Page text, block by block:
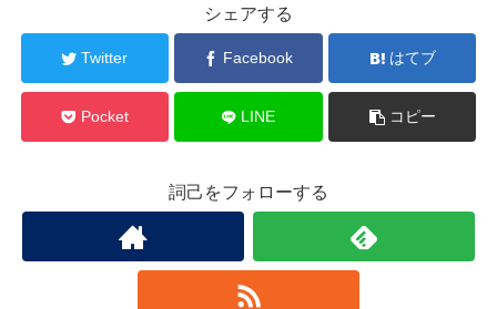
シェアする
Twitter Facebook はてブ
Pocket LINE コピー
詞己をフォローする